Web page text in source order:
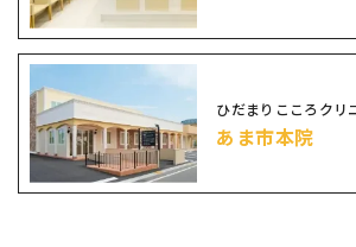
ひだまりこころクリ
あま市本院